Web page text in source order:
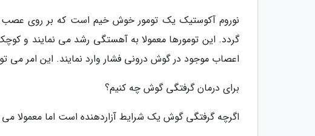
نوروم آکوستیک یک تومور خوش خیم است که بر روی
گردد. این تومورها معمولا به آهستگی رشد می نمایند و
اعصاب موجود در گوش درونی فشار وارد نمایند. این امر
برای درمان گرفتگی گوش چه کنیم؟
اگرچه گرفتگی گوش یک شرایط آزاردهنده است اما معمولا